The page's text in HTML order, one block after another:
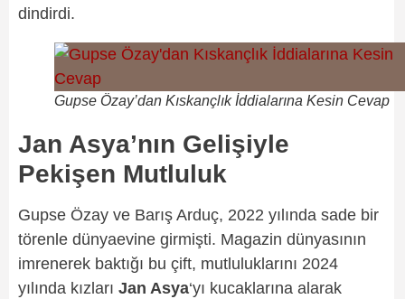
dindirdi.
Gupse Özay’dan Kıskançlık İddialarına Kesin Cevap
Jan Asya’nın Gelişiyle
Pekişen Mutluluk
Gupse Özay ve Barış Arduç, 2022 yılında sade bir
törenle dünyaevine girmişti. Magazin dünyasının
imrenerek baktığı bu çift, mutluluklarını 2024
yılında kızları Jan Asya‘yı kucaklarına alarak